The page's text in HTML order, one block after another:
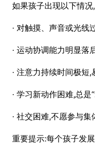
如果孩子出现以下情
· 对触摸、声音或光线
· 运动协调能力明显落
· 注意力持续时间极短,
· 学习新动作困难,总是
· 社交困难,不愿参与集
重要提示:每个孩子发